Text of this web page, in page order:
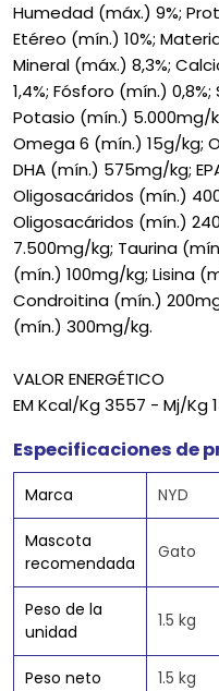
Humedad (máx.) 9%;
Etéreo (mín.) 10%;
Mineral (máx.) 8,3%;
1,4%; Fósforo (mín.)
Potasio (mín.) 5.000mg/
Omega 6 (mín.) 15g/kg;
DHA (mín.) 575mg/kg;
Oligosacáridos (mín.)
Oligosacáridos (mín.)
7.500mg/kg; Taurina
(mín.) 100mg/kg; Lisina
Condroitina (mín.)
(mín.) 300mg/kg.
VALOR ENERGÉTICO
EM Kcal/Kg 3557 - Mj/Kg
Especificaciones de
Marca NYD
Mascota
recomendada
Gato
Peso de la
unidad
1.5 kg
Peso neto 1.5 kg